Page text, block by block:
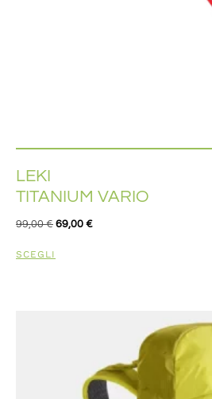
LEKI
TITANIUM VARIO
99,00€ 69,00 €
SCEGLI